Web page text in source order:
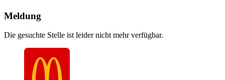
Meldung
Die gesuchte Stelle ist leider nicht mehr verfügbar.